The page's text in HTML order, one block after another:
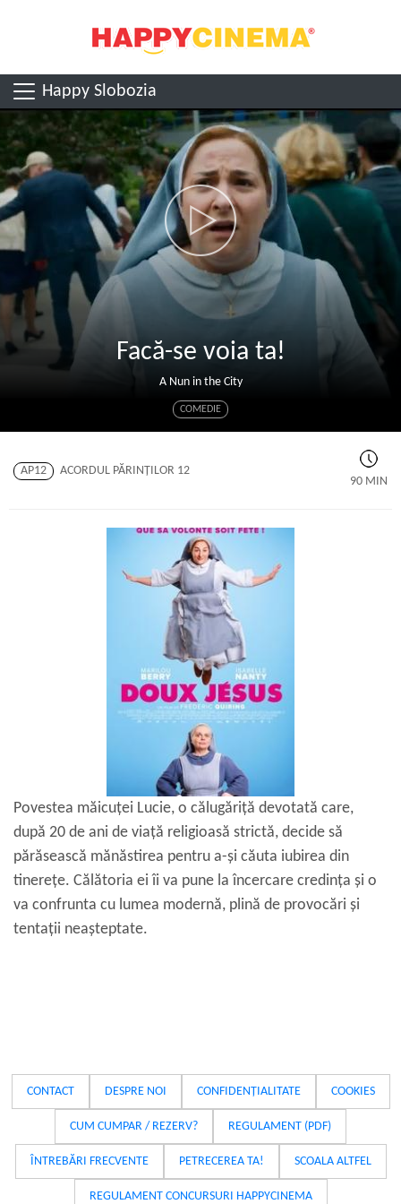
Happy Slobozia
Facă-se voia ta!
A Nun in the City
COMEDIE
AP12
ACORDUL PĂRINŢILOR 12
90 MIN
Povestea măicuței Lucie, o călugăriță devotată care,
după 20 de ani de viață religioasă strictă, decide să
părăsească mănăstirea pentru a-și căuta iubirea din
tinerețe. Călătoria ei îi va pune la încercare credința și o
va confrunta cu lumea modernă, plină de provocări și
tentații neașteptate.
CONTACT DESPRE NOI CONFIDENȚIALITATE COOKIES
CUM CUMPAR / REZERV? REGULAMENT (PDF)
ÎNTREBĂRI FRECVENTE PETRECEREA TA! SCOALA ALTFEL
REGULAMENT CONCURSURI HAPPYCINEMA